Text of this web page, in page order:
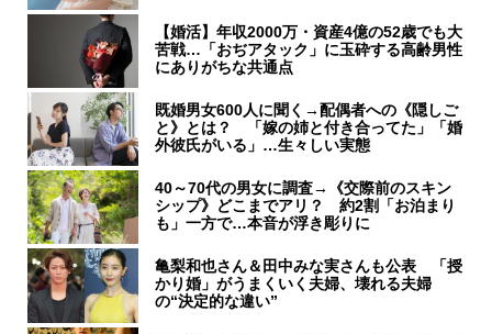
【婚活】年収2000万・資産4億の52歳でも大
苦戦…「おぢアタック」に玉砕する高齢男性
にありがちな共通点
既婚男女600人に聞く→配偶者への《隠しご
と》とは？ 「嫁の姉と付き合ってた」「婚
外彼氏がいる」…生々しい実態
40～70代の男女に調査→《交際前のスキン
シップ》どこまでアリ？ 約2割「お泊まり
も」一方で…本音が浮き彫りに
亀梨和也さん＆田中みな実さんも公表 「授
かり婚」がうまくいく夫婦、壊れる夫婦
の“決定的な違い”